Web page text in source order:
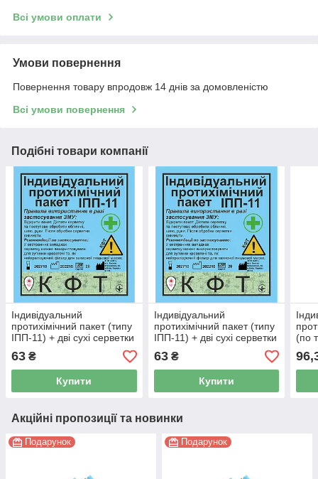
Всі умови оплати
Умови повернення
Повернення товару впродовж 14 днів за домовленістю
Всі умови повернення
Подібні товари компанії
Індивідуальний
протихімічний пакет (типу
ІПП-11) + дві сухі серветки
для обробки поверхні
63 ₴
Купити
Індивідуальний
протихімічний пакет (типу
ІПП-11) + дві сухі серветки
для обробки поверхні
63₴
Купити
(по
Акційні пропозиції та новинки
Подарунок Подарунок